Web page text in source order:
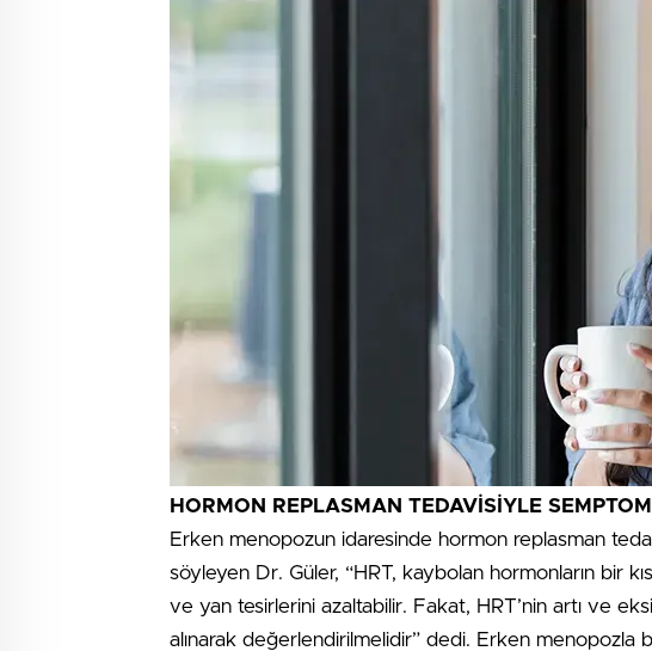
HORMON REPLASMAN TEDAVİSİYLE
Erken menopozun idaresinde hormon replasman
söyleyen Dr. Güler, “HRT, kaybolan hormonların bir
ve yan tesirlerini azaltabilir. Fakat, HRT’nin artı ve
alınarak değerlendirilmelidir” dedi. Erken menopozla